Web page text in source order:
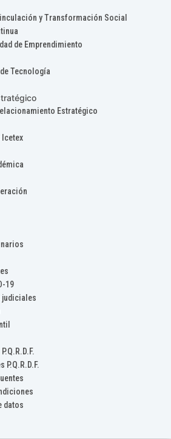
y Transformación Social
de Emprendimiento
Tecnología
Estratégico
19
judiciales
P.Q.R.D.F.
datos